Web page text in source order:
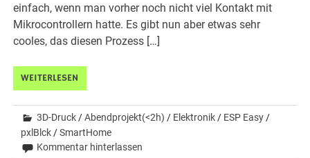
einfach, wenn man vorher noch nicht viel Kontakt mit
Mikrocontrollern hatte. Es gibt nun aber etwas sehr
cooles, das diesen Prozess […]
WEITERLESEN
3D-Druck /Abendprojekt(<2h) / Elektronik / ESP Easy /
pxlBlck /SmartHome
Kommentar hinterlassen